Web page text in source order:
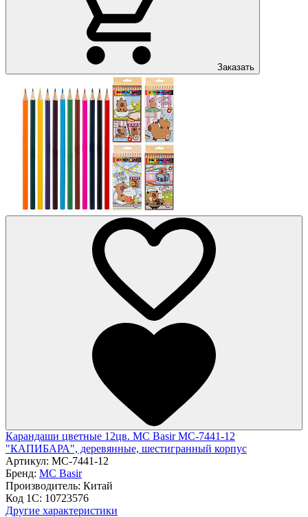
Заказать
Карандаши цветные 12цв. MC Basir МС-7441-12
"КАПИБАРА", деревянные, шестигранный корпус
Артикул: МС-7441-12
Бренд: MC Basir
Производитель: Китай
Код 1С: 10723576
Другие характеристики